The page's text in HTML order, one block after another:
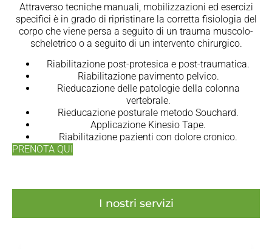
Attraverso tecniche manuali, mobilizzazioni ed esercizi
specifici è in grado di ripristinare la corretta fisiologia del
corpo che viene persa a seguito di un trauma muscolo-
scheletrico o a seguito di un intervento chirurgico.
Riabilitazione post-protesica e post-traumatica.
Riabilitazione pavimento pelvico.
Rieducazione delle patologie della colonna
vertebrale.
Rieducazione posturale metodo Souchard.
Applicazione Kinesio Tape.
Riabilitazione pazienti con dolore cronico.
PRENOTA QUI
I nostri servizi